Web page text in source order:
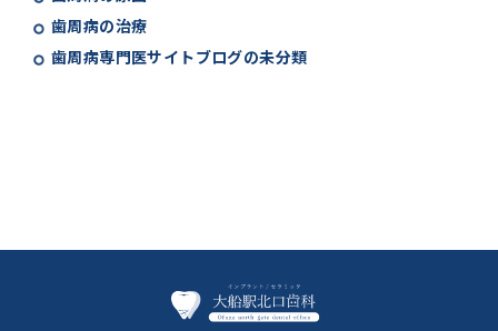
歯周病の治療
歯周病専門医サイトブログの未分類